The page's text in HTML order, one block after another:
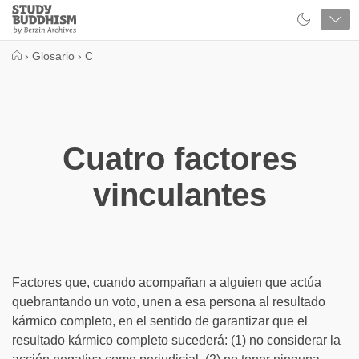
Close
Study
Buddhism
› Glosario › C
Cuatro factores
vinculantes
Factores que, cuando acompañan a alguien que actúa
quebrantando un voto, unen a esa persona al resultado
kármico completo, en el sentido de garantizar que el
resultado kármico completo sucederá: (1) no considerar la